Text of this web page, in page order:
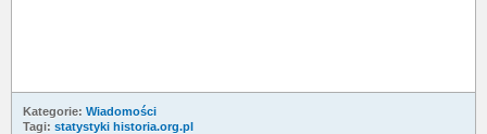
Kategorie: Wiadomości
Tagi: statystyki historia.org.pl